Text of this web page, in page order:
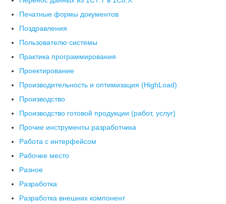
Печатные формы документов
Поздравления
Пользователю системы
Практика программирования
Проектирование
Производительность и оптимизация (HighLoad)
Производство
Производство готовой продукции (работ, услуг)
Прочие инструменты разработчика
Работа с интерфейсом
Рабочее место
Разное
Разработка
Разработка внешних компонент